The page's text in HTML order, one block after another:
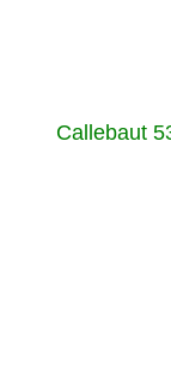
Callebaut